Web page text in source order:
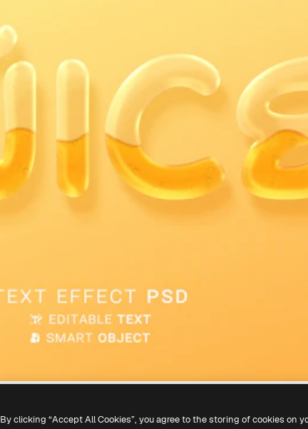
By clicking “Accept All Cookies”, you agree to the storing of cookies on